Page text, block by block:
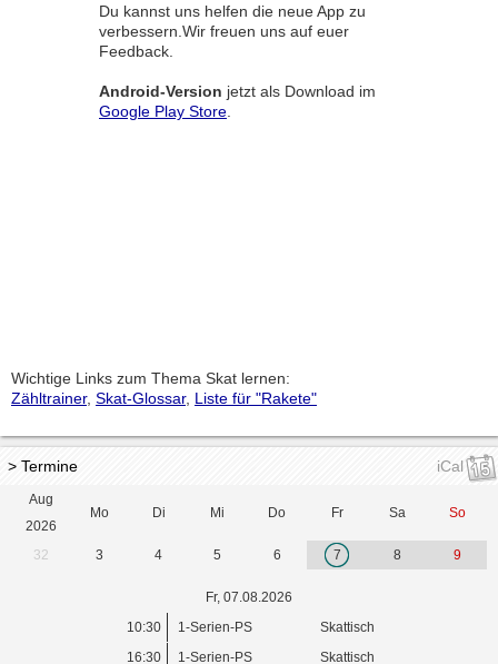
Du kannst uns helfen die neue App zu
verbessern.Wir freuen uns auf euer
Feedback.
Android-Version jetzt als Download im
Google Play Store
Wichtige Links zum Thema Skat lernen:
Zähltrainer, Skat-Glossar, Liste für "Rakete"
> Termine iCal
Aug
2026
Mo Di Mi Do Fr Sa So
32 3 4 5 6 7 8 9
Fr, 07.08.2026
10:30
1-Serien-PS
Skattisch
16:30
1-Serien-PS Skattisch